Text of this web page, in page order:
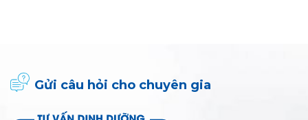
Gửi câu hỏi cho chuyên gia